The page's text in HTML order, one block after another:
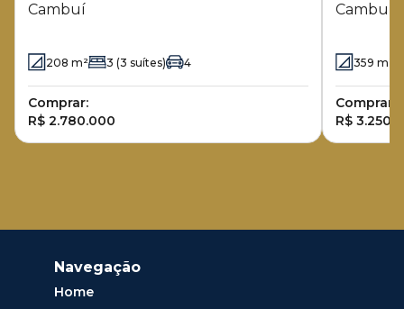
Cambuí
208 m² 3 (3 suítes) 4
Comprar:
R$ 2.780.000
Cambuí
359 m²
Comprar:
R$
Navegação
Home